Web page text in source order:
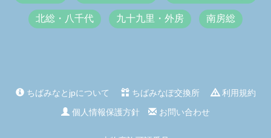
北総・八千代 九十九里・外房 南房総
ちばみなとjpについて ちばみなぽ交換所
利用規約
個人情報保護方針
お問い合わせ